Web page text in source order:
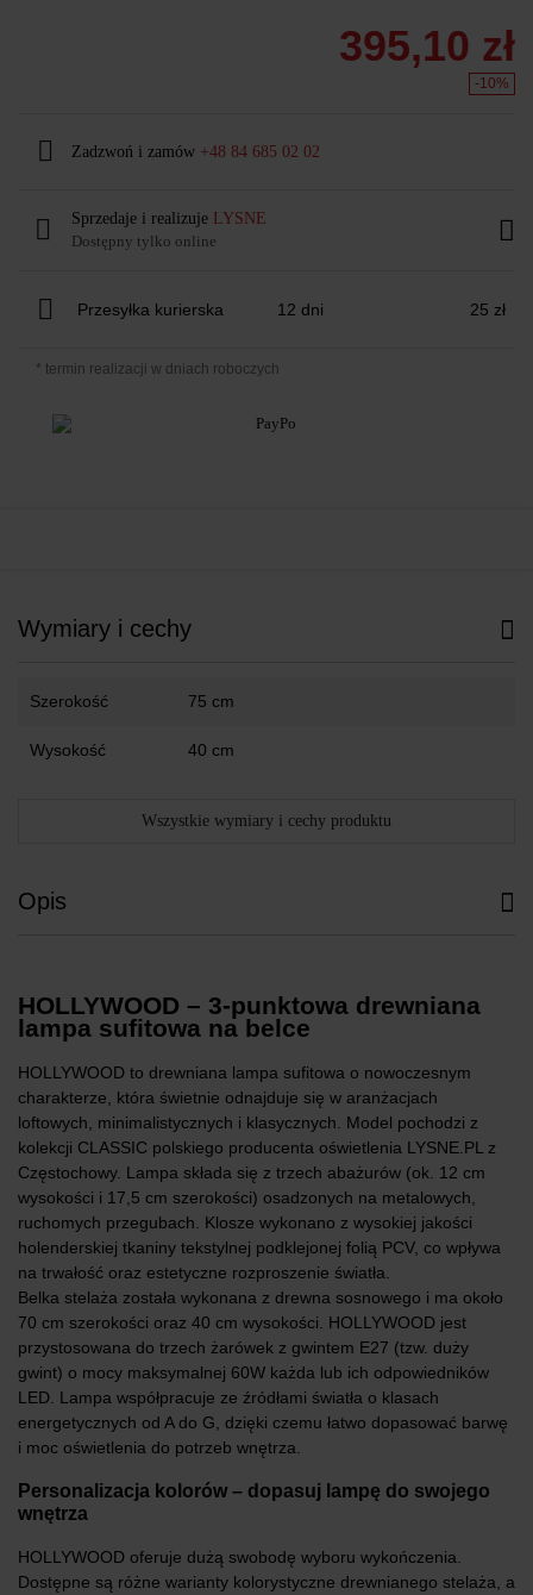
395,10 zł
-10%
Zadzwoń i zamów +48 84 685 02 02
Sprzedaje i realizuje LYSNE
Dostępny tylko online
Przesyłka kurierska 12 dni 25 zł
* termin realizacji w dniach roboczych
Wymiary i cechy
Szerokość 75 cm
Wysokość 40 cm
Wszystkie wymiary i cechy produktu
Opis
HOLLYWOOD – 3-punktowa drewniana
lampa sufitowa na belce
HOLLYWOOD to drewniana lampa sufitowa o nowoczesnym
charakterze, która świetnie odnajduje się w aranżacjach
loftowych, minimalistycznych i klasycznych. Model pochodzi z
kolekcji CLASSIC polskiego producenta oświetlenia LYSNE.PL z
Częstochowy. Lampa składa się z trzech abażurów (ok. 12 cm
wysokości i 17,5 cm szerokości) osadzonych na metalowych,
ruchomych przegubach. Klosze wykonano z wysokiej jakości
holenderskiej tkaniny tekstylnej podklejonej folią PCV, co wpływa
na trwałość oraz estetyczne rozproszenie światła.
Belka stelaża została wykonana z drewna sosnowego i ma około
70 cm szerokości oraz 40 cm wysokości. HOLLYWOOD jest
przystosowana do trzech żarówek z gwintem E27 (tzw. duży
gwint) o mocy maksymalnej 60W każda lub ich odpowiedników
LED. Lampa współpracuje ze źródłami światła o klasach
energetycznych od A do G, dzięki czemu łatwo dopasować barwę
i moc oświetlenia do potrzeb wnętrza.
Personalizacja kolorów – dopasuj lampę do swojego
wnętrza
HOLLYWOOD oferuje dużą swobodę wyboru wykończenia.
Dostępne są różne warianty kolorystyczne drewnianego stelaża, a